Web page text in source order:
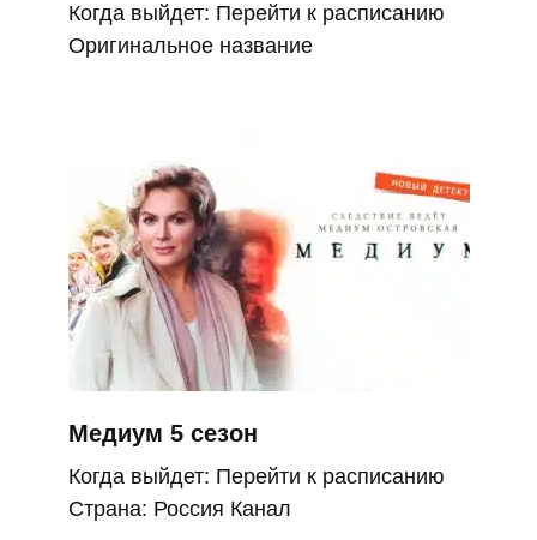
Когда выйдет: Перейти к расписанию
Оригинальное название
Медиум 5 сезон
Когда выйдет: Перейти к расписанию
Страна: Россия Канал